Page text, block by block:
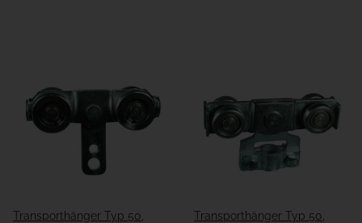
Transporthänger Typ 50,
Transporthänger Typ 50,